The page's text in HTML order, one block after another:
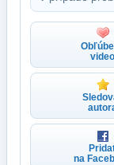
video
na